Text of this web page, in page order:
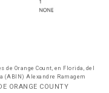
de Orange Count, en Florida, del
(ABIN) Alexandre Ramagem
ORANGE COUNTY